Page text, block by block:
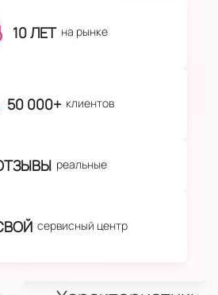
10 ЛЕТ на рынке
50 000+ клиентов
реальные
сервисный центр